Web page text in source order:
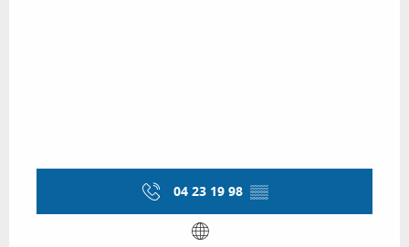
04 23 19 98 ▒▒